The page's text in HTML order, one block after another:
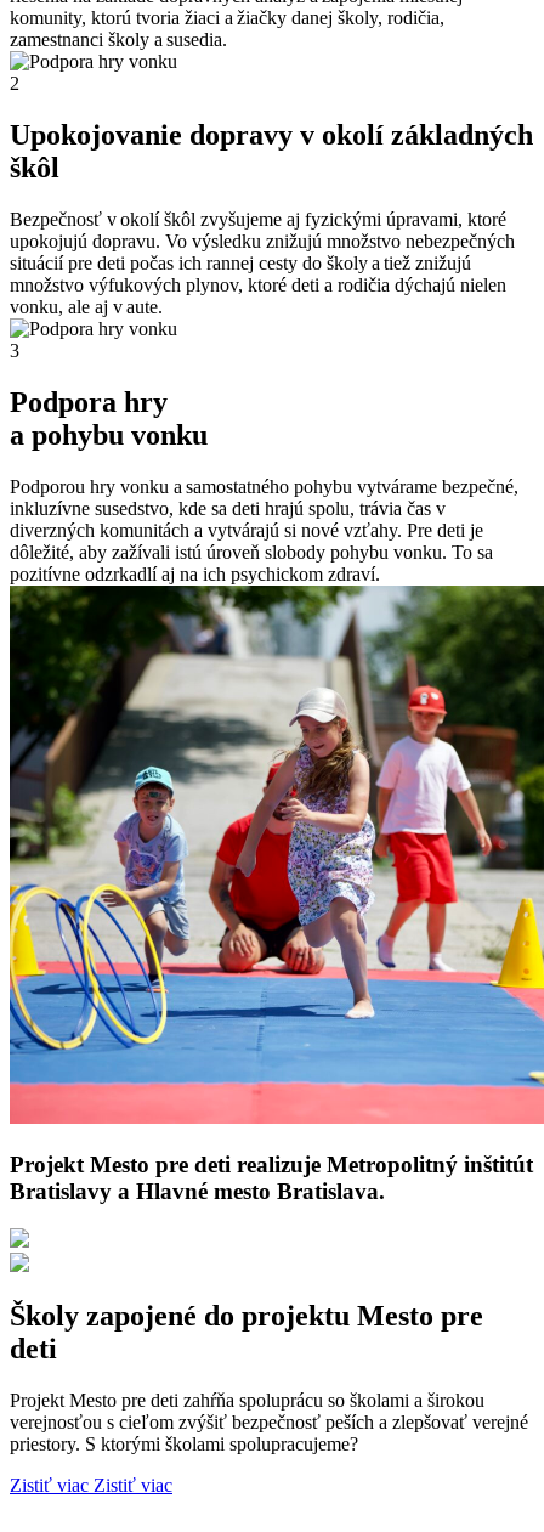
komunity, ktorú tvoria žiaci a žiačky danej školy, rodičia,
zamestnanci školy a susedia.
2
Upokojovanie dopravy v okolí základných
škôl
Bezpečnosť v okolí škôl zvyšujeme aj fyzickými úpravami, ktoré
upokojujú dopravu. Vo výsledku znižujú množstvo nebezpečných
situácií pre deti počas ich rannej cesty do školy a tiež znižujú
množstvo výfukových plynov, ktoré deti a rodičia dýchajú nielen
vonku, ale aj v aute.
3
Podpora hry
a pohybu vonku
Podporou hry vonku a samostatného pohybu vytvárame bezpečné,
inkluzívne susedstvo, kde sa deti hrajú spolu, trávia čas v
diverzných komunitách a vytvárajú si nové vzťahy. Pre deti je
dôležité, aby zažívali istú úroveň slobody pohybu vonku. To sa
pozitívne odzrkadlí aj na ich psychickom zdraví.
Projekt Mesto pre deti realizuje Metropolitný inštitút
Bratislavy a Hlavné mesto Bratislava.
Školy zapojené do projektu Mesto pre
deti
Projekt Mesto pre deti zahŕňa spoluprácu so školami a širokou
verejnosťou s cieľom zvýšiť bezpečnosť peších a zlepšovať verejné
priestory. S ktorými školami spolupracujeme?
Zistiť viac Zistiť viac